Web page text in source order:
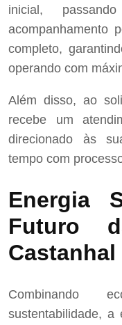
inicial,
acompanhamento
completo,
operando com
Além disso, ao
recebe um
direcionado às
tempo com
Energia
Futuro
Castanhal
Combinando
sustentabilidade, a